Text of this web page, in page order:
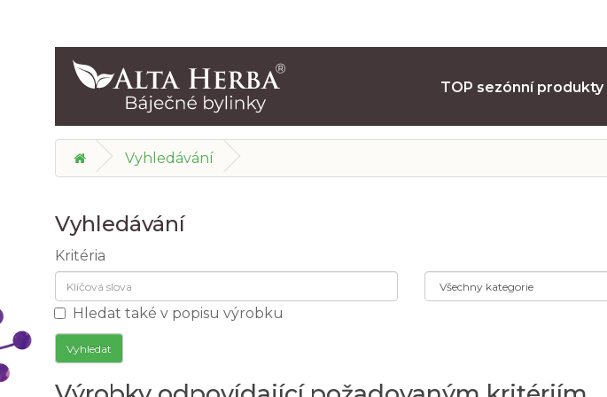
TOP sezónní produkty
Vyhledávání
Vyhledávání
Kritéria
Hledat také v popisu výrobku